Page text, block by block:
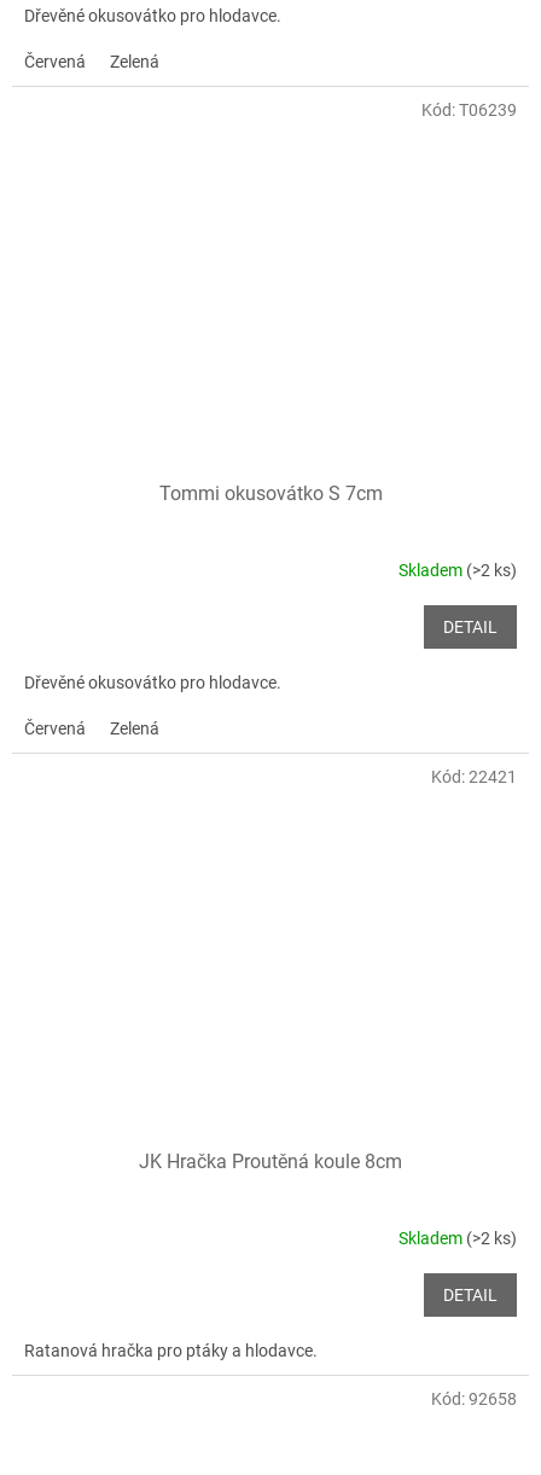
Dřevěné okusovátko pro hlodavce.
Červená Zelená
Tommi okusovátko S 7cm
Skladem (>2 ks)
DETAIL
Dřevěné okusovátko pro hlodavce.
Červená Zelená
Kód:T06239
JK Hračka Proutěná koule 8cm
Skladem (>2 ks)
DETAIL
Ratanová hračka pro ptáky a hlodavce.
Kód:22421
Kód:92658